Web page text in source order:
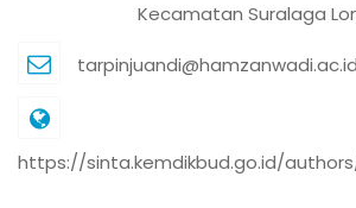
Kecamatan Suralaga
tarpinjuandi@hamzanwadi.ac.id
https://sinta.kemdikbud.go.id/